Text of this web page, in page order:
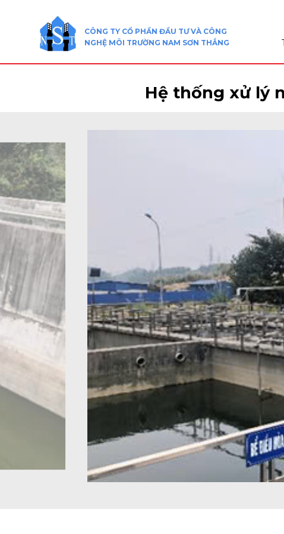
CÔNG TY CỔ PHẦN ĐẦU TƯ VÀ CÔNG
NGHỆ MÔI TRƯỜNG NAM SƠN THẮNG
Hệ thống xử lý